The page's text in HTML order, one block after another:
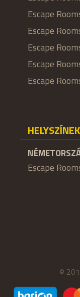
Escape
Escape
Escape
Escape
Escape
HELYSZÍNEK
Escape
©